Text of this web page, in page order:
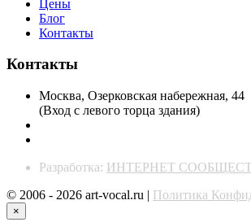
Цены
Блог
Контакты
Контакты
Москва, Озерковская набережная, 44
(Вход с левого торца здания)
Разработка: ИНТЕРНЕТ
© 2006 - 2026 art-vocal.ru | Политика
×